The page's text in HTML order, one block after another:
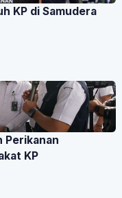
KP di Samudera
Perikanan
KP